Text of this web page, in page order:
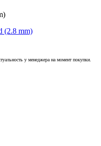
у менеджера на момент покупки.